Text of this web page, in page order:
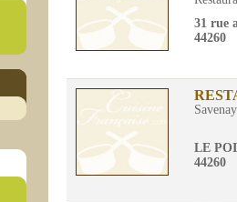
31 rue
44260
Savenay
LE
44260